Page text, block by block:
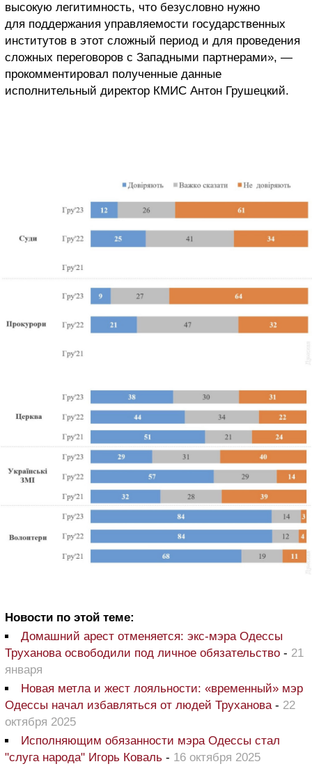
высокую легитимность, что безусловно нужно
для поддержания управляемости государственных
институтов в этот сложный период и для проведения
сложных переговоров с Западными партнерами», —
прокомментировал полученные данные
исполнительный директор КМИС Антон Грушецкий.
Новости по этой теме:
Домашний арест отменяется: экс-мэра Одессы
Труханова освободили под личное обязательство - 21
января
Новая метла и жест лояльности: «временный» мэр
Одессы начал избавляться от людей Труханова- 22
октября 2025
Исполняющим обязанности мэра Одессы стал
"слуга народа" Игорь Коваль - 16 октября 2025